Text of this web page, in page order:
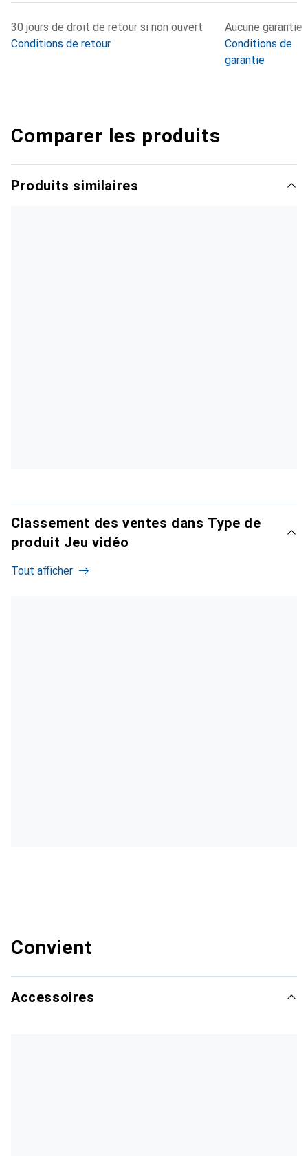
30 jours de droit de retour si non ouvert
Conditions de retour
Aucune garantie
Conditions de
garantie
Comparer les produits
Produits similaires
Classement des ventes dans Type de
produit Jeu vidéo
Tout afficher
Convient
Accessoires